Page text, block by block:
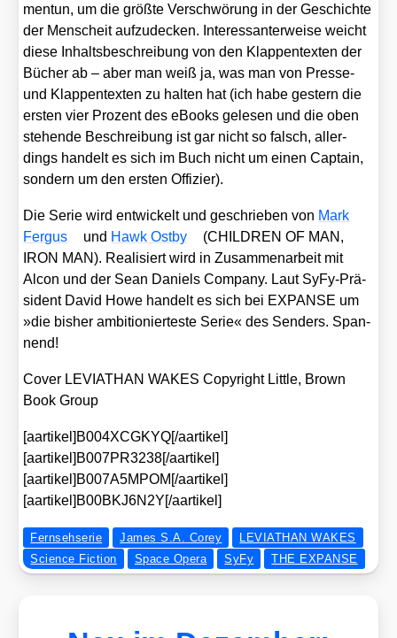
men­tun, um die größ­te Ver­schwö­rung in der Geschich­te
der Men­scheit auf­zu­de­cken. Inter­es­san­ter­wei­se weicht
die­se Inhalts­be­schrei­bung von den Klap­pen­tex­ten der
Bücher ab – aber man weiß ja, was man von Pres­se-
und Klap­pen­tex­ten zu hal­ten hat (ich habe ges­tern die
ers­ten vier Pro­zent des eBooks gele­sen und die oben
ste­hen­de Beschrei­bung ist gar nicht so falsch, aller­
dings han­delt es sich im Buch nicht um einen Cap­tain,
son­dern um den ers­ten Offi­zier).
Die Serie wird ent­wi­ckelt und geschrie­ben von Mark
Fer­gus
und Hawk Ost­by
(CHILDREN OF MAN,
IRON MAN). Rea­li­siert wird in Zusam­men­ar­beit mit
Alcon und der Sean Dani­els Com­pa­ny. Laut SyFy-Prä­
si­dent David Howe han­delt es sich bei EXPANSE um
»die bis­her ambi­tio­nier­tes­te Serie« des Sen­ders. Span­
nend!
Cover LEVIATHAN WAKES Copy­right Litt­le, Brown
Book Group
[aartikel]B004XCGKYQ[/aartikel]
[aartikel]B007PR3238[/aartikel]
[aartikel]B007A5MPOM[/aartikel]
[aartikel]B00BKJ6N2Y[/aartikel]
Fernsehserie James S.A. Corey
LEVIATHAN WAKES
Science Fiction
Space Opera SyFy THE EXPANSE